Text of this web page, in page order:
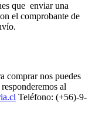
que enviar una
el comprobante de
comprar nos puedes
al
Teléfono: (+56)-9-